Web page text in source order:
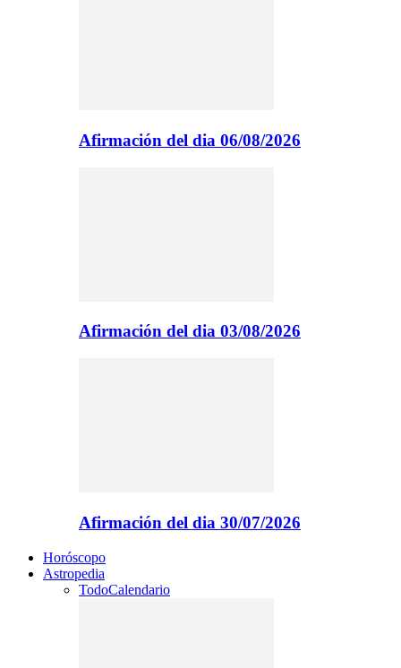
Afirmación del dia 06/08/2026
Afirmación del dia 03/08/2026
Afirmación del dia 30/07/2026
Horóscopo
Astropedia
TodoCalendario